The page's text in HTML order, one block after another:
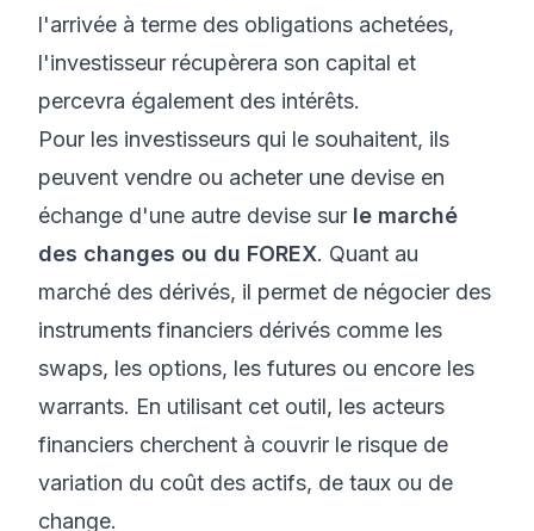
l'arrivée à terme des obligations achetées,
l'investisseur récupèrera son capital et
percevra également des intérêts.
Pour les investisseurs qui le souhaitent, ils
peuvent vendre ou acheter une devise en
échange d'une autre devise sur le marché
des changes ou du FOREX. Quant au
marché des dérivés, il permet de négocier des
instruments financiers dérivés comme les
swaps, les options, les futures ou encore les
warrants. En utilisant cet outil, les acteurs
financiers cherchent à couvrir le risque de
variation du coût des actifs, de taux ou de
change.